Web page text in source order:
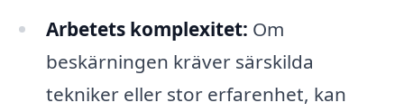
Arbetets komplexitet: Om
beskärningen kräver särskilda
tekniker eller stor erfarenhet, kan